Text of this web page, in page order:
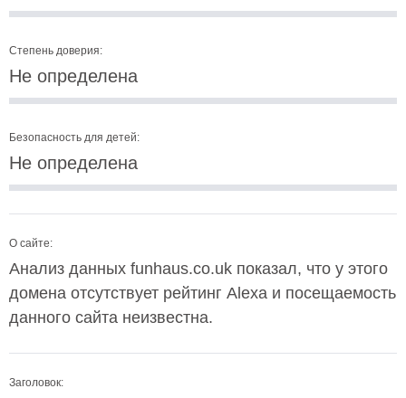
Степень доверия:
Не определена
Безопасность для детей:
Не определена
О сайте:
Анализ данных funhaus.co.uk показал, что у этого
домена отсутствует рейтинг Alexa и посещаемость
данного сайта неизвестна.
Заголовок: